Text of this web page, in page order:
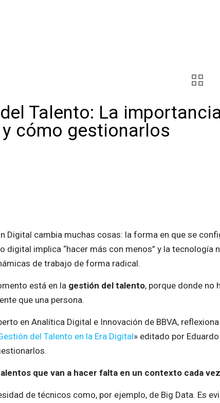
Talento: La
cómo gestionarlos
Digital cambia muchas cosas: la forma en que se
digital implica “hacer más con menos” y la
de trabajo de forma radical.
está en la gestión del talento, porque donde no
que una persona.
en Analítica Digital e Innovación de BBVA,
del Talento en la Era Digital» editado por
que van a hacer falta en un contexto cada
de técnicos como, por ejemplo, de Big Data. Es